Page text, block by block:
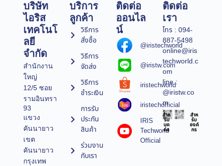
บริษัท
ไอริส
เทคโนโ
ลยี
จำกัด
สำนักงาน
ใหญ่
12/5 ซอย
รามอินทรา
93
แขวง
คันนายาว
เขต
คันนายาว
กรุงเทพ
บริการ
ลูกค้า
วิธีการ
สั่งซื้อ
วิธีการ
จัดส่ง
วิธีการ
ชำระเงิน
การรับ
ประกัน
สินค้า
ร่วมงาน
กับเรา
ติดต่อ
ออนไล
น์
@iristechworld
@iristw.com
iristechworld
iristechofficial
IRIS
Techworld
Official
ติดต่อ
เรา
โทร : 094-
887-5498
online@iris
techworld.c
om
line :
@iristw.co
m
สำห
รับ
บุค
คล
สำห
รับ
องค์
กร